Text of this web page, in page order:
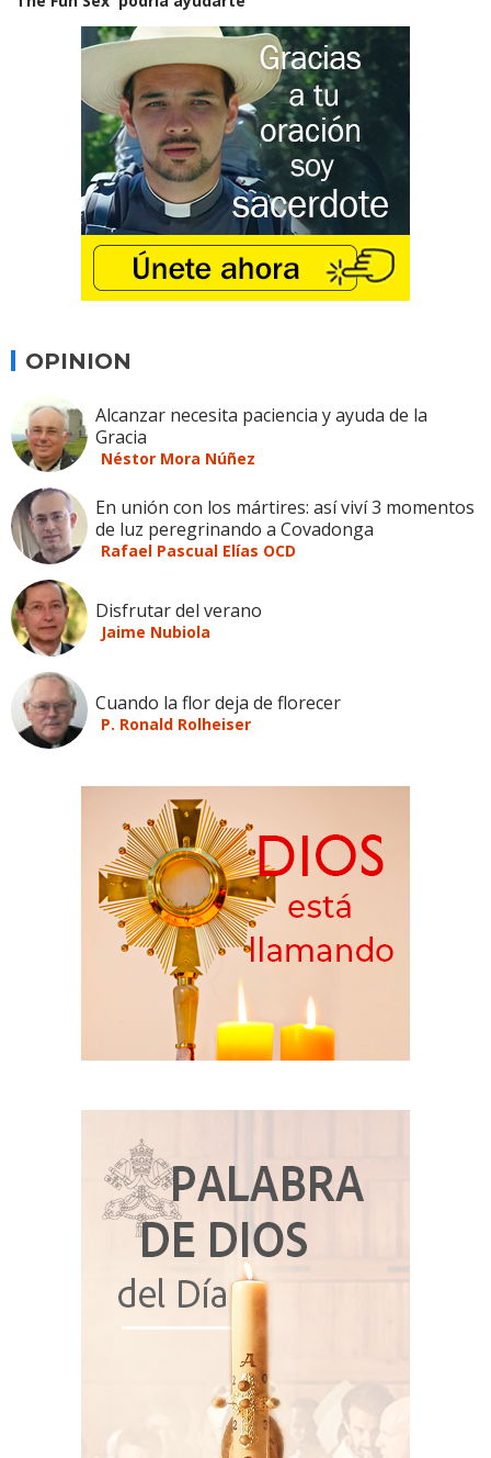
OPINION
Alcanzar necesita paciencia y ayuda de la
Gracia
Néstor Mora Núñez
En unión con los mártires: así viví 3 momentos
de luz peregrinando a Covadonga
Rafael Pascual Elías OCD
Disfrutar del verano
Jaime Nubiola
Cuando la flor deja de florecer
P. Ronald Rolheiser